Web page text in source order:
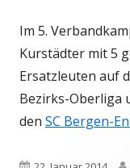
Im 5.
Kurstädter mit 5
Ersatzleuten auf
Bezirks-Oberliga
den SC Bergen-